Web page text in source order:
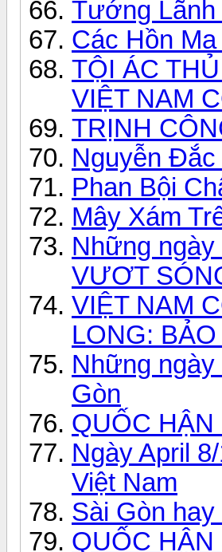
Tướng Lãnh
Các Hồn
TỘI ÁC
VIỆT NAM
TRỊNH
Nguyễn Đắc
Phan Bội
Mây Xám
Những ngày
VƯƠT
VIỆT NAM
LONG:
Những
Gòn
QUỐC HẬN
Ngày April
Việt Nam
Sài Gòn
QUỐC HẬN